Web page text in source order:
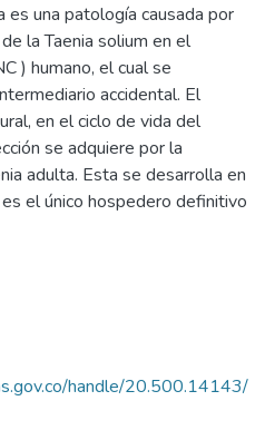
es una patología causada por
la Taenia solium en el
) humano, el cual se
accidental. El
en el ciclo de vida del
se adquiere por la
adulta. Esta se desarrolla en
el único hospedero definitivo
handle/20.500.14143/